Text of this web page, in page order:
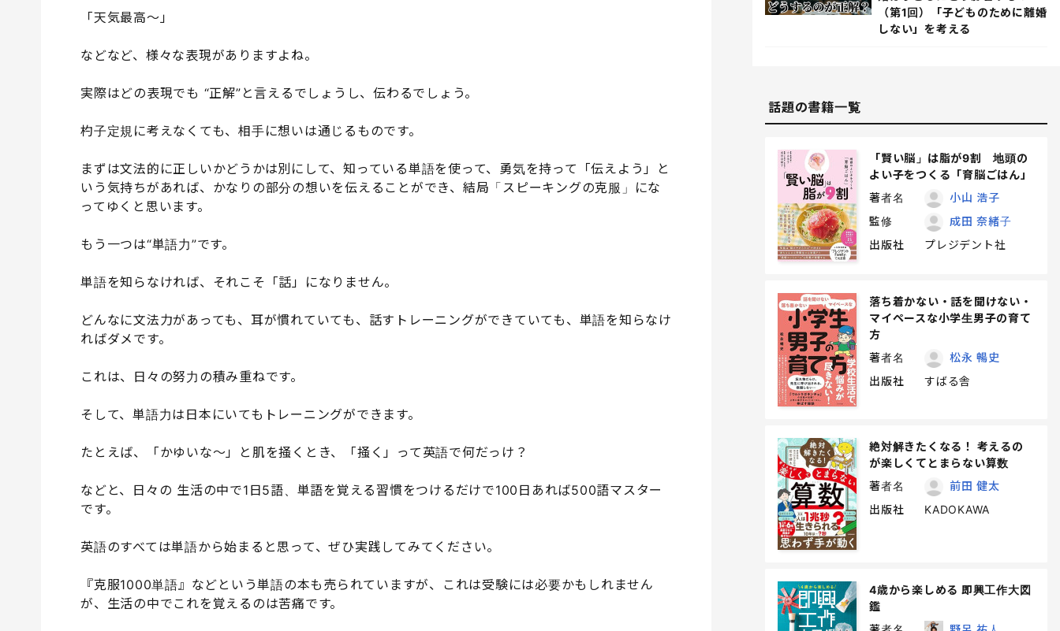
「天気最高〜」
などなど、様々な表現がありますよね。
実際はどの表現でも “正解”と言えるでしょうし、伝わるでしょう。
杓子定規に考えなくても、相手に想いは通じるものです。
まずは文法的に正しいかどうかは別にして、知っている単語を使って、勇気を持って「伝えよう」と
いう気持ちがあれば、かなりの部分の想いを伝えることができ、結局「スピーキングの克服」にな
ってゆくと思います。
もう一つは“単語力”です。
単語を知らなければ、それこそ「話」になりません。
どんなに文法力があっても、耳が慣れていても、話すトレーニングができていても、単語を知らなけ
ればダメです。
これは、日々の努力の積み重ねです。
そして、単語力は日本にいてもトレーニングができます。
たとえば、「かゆいな〜」と肌を掻くとき、「掻く」って英語で何だっけ？
などと、日々の 生活の中で1日5語、単語を覚える習慣をつけるだけで100日あれば500語マスター
です。
英語のすべては単語から始まると思って、ぜひ実践してみてください。
『克服1000単語』などという単語の本も売られていますが、これは受験には必要かもしれません
が、生活の中でこれを覚えるのは苦痛です。
（第1回）「子どものために離婚
しない」を考える
話題の書籍一覧
「賢い脳」は脂が9割 地頭の
よい子をつくる「育脳ごはん」
著者名
小山 浩子
監修
成田 奈緒子
出版社
プレジデント社
落ち着かない・話を聞けない・
マイペースな小学生男子の育て
方
著者名
松永 暢史
出版社
すばる舎
絶対解きたくなる！ 考えるの
が楽しくてとまらない算数
著者名
前田 健太
出版社
KADOKAWA
4歳から楽しめる 即興工作大図
鑑